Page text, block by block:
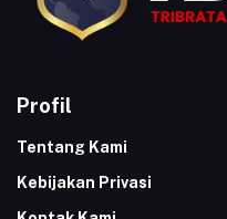
Profil
Tentang Kami
Kebijakan Privasi